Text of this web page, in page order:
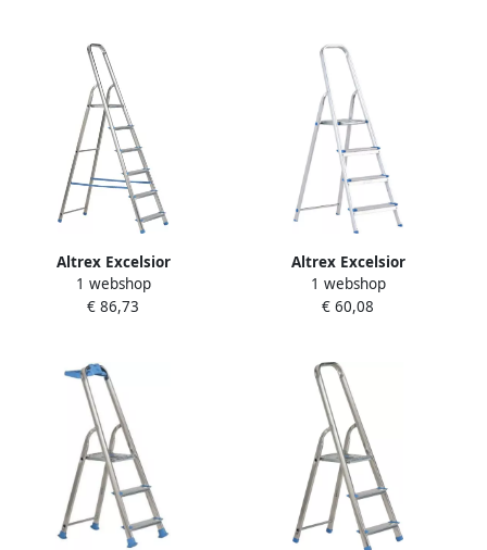
Altrex Excelsior
huishoudtrap Handy 6-
treeds 500246
1 webshop
€ 86,73
Altrex Excelsior
huishoudtrap Handy 4-
treeds 500244
1 webshop
€ 60,08